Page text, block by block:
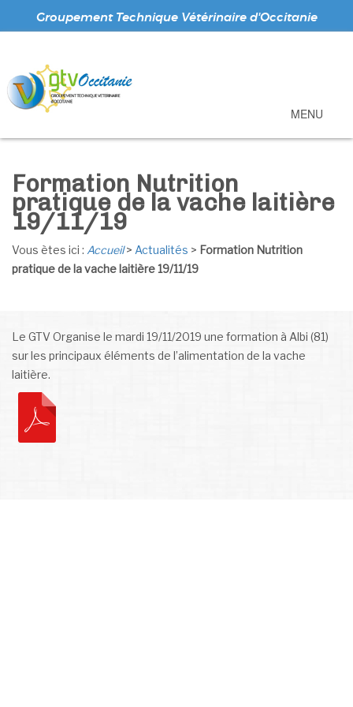
Groupement Technique Vétérinaire d'Occitanie
MENU
Formation Nutrition
pratique de la vache laitière
19/11/19
Vous ètes ici : Accueil> Actualités > Formation Nutrition
pratique de la vache laitière 19/11/19
Le GTV Organise le mardi 19/11/2019 une formation à Albi (81)
sur les principaux éléments de l’alimentation de la vache
laitière.